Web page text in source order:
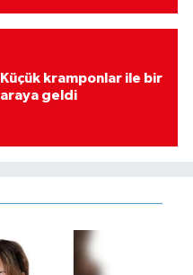
Küçük kramponlar ile bir
araya geldi